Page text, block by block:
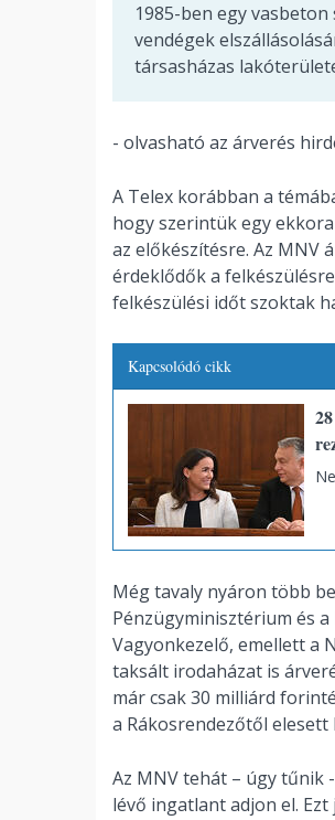
1985-ben egy
vendégek
társasházas
- olvasható az árverés
A Telex korábban a
hogy szerintük egy
az előkészítésre. Az MNV
érdeklődők a
felkészülési időt szoktak
Kapcsolódó cikk
Még tavaly nyáron több
Pénzügyminisztérium és
Vagyonkezelő, emellett a
taksált irodaházat is
már csak 30 milliárd
a Rákosrendezőtől
Az MNV tehát – úgy tűnik
lévő ingatlant adjon el.